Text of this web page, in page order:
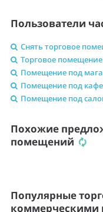
Пользователи
Снять торговое
Торговое помещение
Помещение под
Помещение под кафе
Помещение под
Похожие
помещений
Популярные